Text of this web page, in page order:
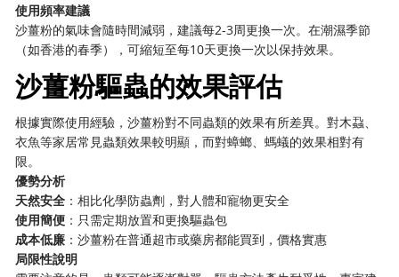
使用頻率建議
沙薑粉的氣味會隨時間減弱，建議每2-3周更換一次。在潮濕季節
（如香港的春季），可縮短至每10天更換一次以保持效果。
沙薑粉驅蟲的效果評估
根據實際使用經驗，沙薑粉對不同蟲類的效果有所差異。對木蝨、
衣魚等家居常見蟲類效果較明顯，而對蟑螂、螞蟻的效果相對有
限。
優勢分析
天然安全 ：相比化學防蟲劑，對人體和寵物更安全
使用簡便 ：只需定期放置和更換驅蟲包
成本低廉 ：沙薑粉在普通超市或藥房都能買到，價格實惠
局限性說明